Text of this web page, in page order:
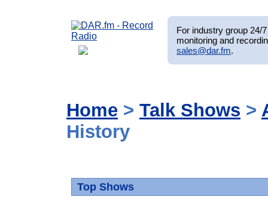
For industry group 24/
monitoring and
sales@dar.fm.
Home > Talk Shows >
History
Top Shows